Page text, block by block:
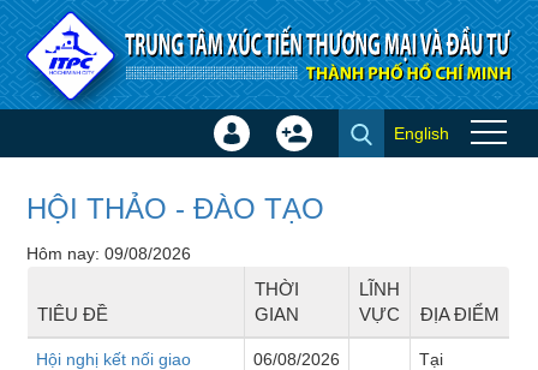
Truy cập nội dung luôn
Sự kiện
Đăng
Tạo
English
HỘI THẢO - ĐÀO TẠO
Hôm nay: 09/08/2026
TIÊU ĐỀ
THỜI
GIAN
LĨNH
VỰC
ĐỊA ĐIỂM
Hội nghị kết nối giao
06/08/2026
Tại